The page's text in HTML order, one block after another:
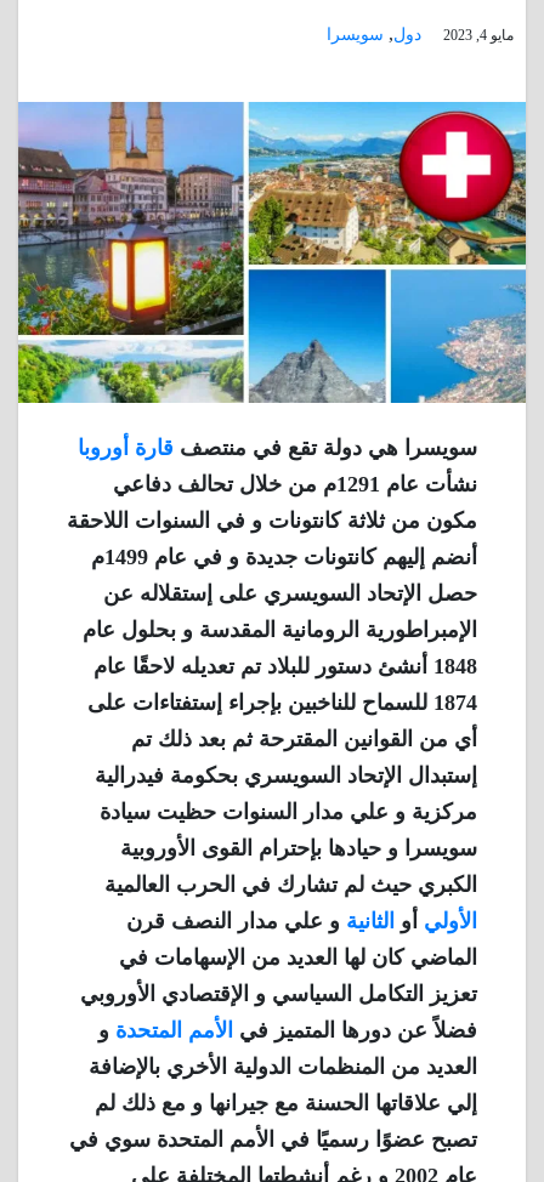
مايو 4, 2023 دول, سويسرا
سويسرا هي دولة تقع في منتصف قارة أوروبا
نشأت عام 1291م من خلال تحالف دفاعي
مكون من ثلاثة كانتونات و في السنوات اللاحقة
أنضم إليهم كانتونات جديدة و في عام 1499م
حصل الإتحاد السويسري على إستقلاله عن
الإمبراطورية الرومانية المقدسة و بحلول عام
1848 أنشئ دستور للبلاد تم تعديله لاحقًا عام
1874 للسماح للناخبين بإجراء إستفتاءات على
أي من القوانين المقترحة ثم بعد ذلك تم
إستبدال الإتحاد السويسري بحكومة فيدرالية
مركزية و علي مدار السنوات حظيت سيادة
سويسرا و حيادها بإحترام القوى الأوروبية
الكبري حيث لم تشارك في الحرب العالمية
الأولي أو الثانية و علي مدار النصف قرن
الماضي كان لها العديد من الإسهامات في
تعزيز التكامل السياسي و الإقتصادي الأوروبي
فضلاً عن دورها المتميز في الأمم المتحدة و
العديد من المنظمات الدولية الأخري بالإضافة
إلي علاقاتها الحسنة مع جيرانها و مع ذلك لم
تصبح عضوًا رسميًا في الأمم المتحدة سوي في
عام 2002 و رغم أنشطتها المختلفة علي